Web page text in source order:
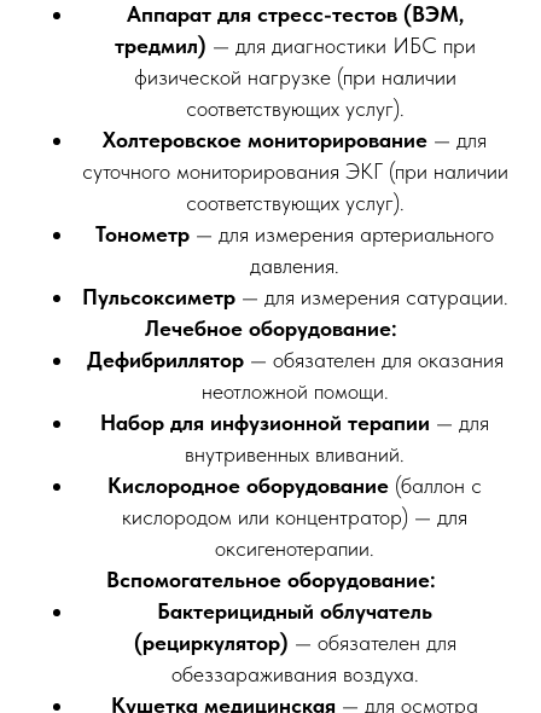
Аппарат для стресс-тестов (ВЭМ,
тредмил) — для диагностики ИБС при
физической нагрузке (при наличии
соответствующих услуг).
Холтеровское мониторирование — для
суточного мониторирования ЭКГ (при наличии
соответствующих услуг).
Тонометр — для измерения артериального
давления.
Пульсоксиметр— для измерения сатурации.
Лечебное оборудование:
Дефибриллятор— обязателен для оказания
неотложной помощи.
Набор для инфузионной терапии — для
внутривенных вливаний.
Кислородное оборудование (баллон с
кислородом или концентратор) — для
оксигенотерапии.
Вспомогательное оборудование:
Бактерицидный облучатель
(рециркулятор) — обязателен для
обеззараживания воздуха.
Кушетка медицинская — для осмотра